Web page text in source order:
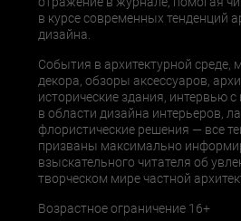
в курсе современных тенденций
дизайна.
События в архитектурной среде,
декора, обзоры аксессуаров,
исторические здания, интервью
в области дизайна интерьеров,
флористические решения — все
призваны максимально
взыскательного читателя об
творческом мире частной
Возрастное ограничение 16+